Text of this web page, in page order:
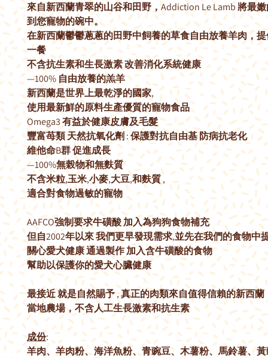
來自新西蘭青翠的山谷和田野，Addiction Le Lamb 將最
到您寵物的碗中。
在新西蘭鬱鬱蔥蔥的田野中飼養的草食自由放養羊肉，
一餐
不含抗生素和生長激素 改善消化系統健康
—100% 自由放養的羔羊
新西蘭是世界上最乾淨的國家,
使用最新鮮的原料生產優質的寵物食品
Omega3 有益於健康皮膚及毛髮
豐富苺類 天然抗氧化劑 : 保護對抗自由基 防病抗老化
維他命B群 促進成長
—100%無榖物和無麩質
不含米粒,玉米,小麥,大豆,和麩質 ,
適合對食物過敏的寵物
AAFCO強制要求牛磺酸 加入為狗狗食物補充
但自2002年以來 我們更早發現需求,並先在我們的食物中
關心愛犬健康 通過製作 加入含牛磺酸的食物
幫助以保護你的愛犬心臟健康
最接近 就是自然賜予 , 真正的肉類來自值得信賴的新西蘭
當地農場，不含人工生長激素和抗生素
成份:
羊肉、羊肉粉、海洋魚粉、青豌豆、木薯粉、馬鈴薯、